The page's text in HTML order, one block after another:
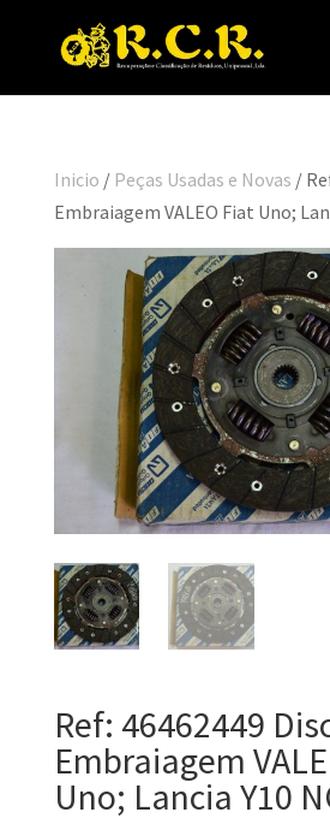
Inicio / Peças Usadas e Novas /
Embraiagem VALEO Fiat Uno;
Ref: 46462449
Embraiagem
Uno; Lancia Y10